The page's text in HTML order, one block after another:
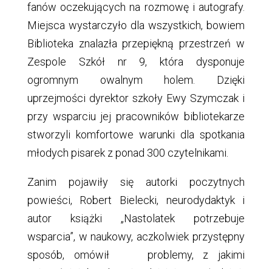
fanów oczekujących na rozmowę i autografy.
Miejsca wystarczyło dla wszystkich, bowiem
Biblioteka znalazła przepiękną przestrzeń w
Zespole Szkół nr 9, która dysponuje
ogromnym owalnym holem. Dzięki
uprzejmości dyrektor szkoły Ewy Szymczak i
przy wsparciu jej pracowników bibliotekarze
stworzyli komfortowe warunki dla spotkania
młodych pisarek z ponad 300 czytelnikami.
Zanim pojawiły się autorki poczytnych
powieści, Robert Bielecki, neurodydaktyk i
autor książki „Nastolatek potrzebuje
wsparcia”, w naukowy, aczkolwiek przystępny
sposób, omówił problemy, z jakimi